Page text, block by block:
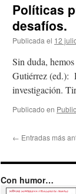
Políticas
desafíos.
Publicada el 12
Sin duda,
Gutiérrez (ed.):
investigación.
Publicado en
← Entradas más
Con humor…